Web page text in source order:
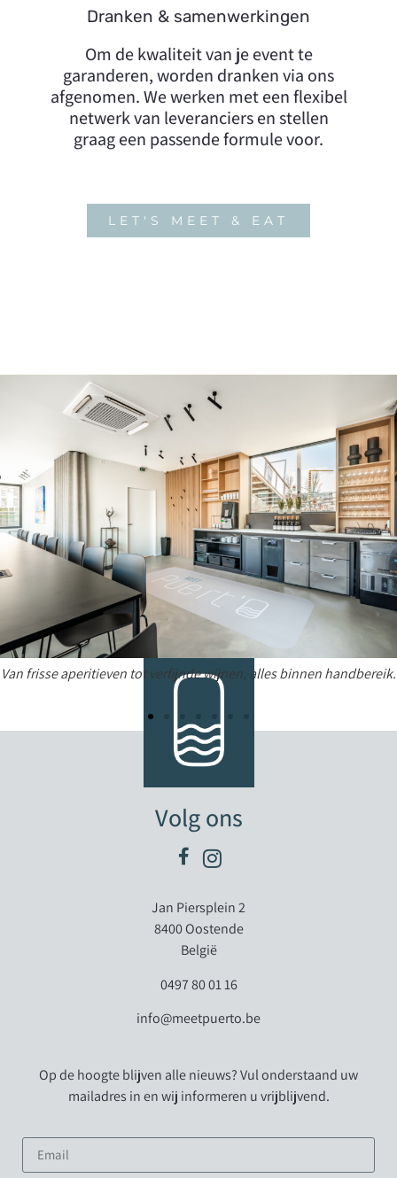
Dranken & samenwerkingen
Om de kwaliteit van je event te
garanderen, worden dranken via ons
afgenomen. We werken met een flexibel
netwerk van leveranciers en stellen
graag een passende formule voor.
LET'S MEET & EAT
Van frisse aperitieven tot verfijnde wijnen, alles binnen handbereik.
Volg ons
Jan Piersplein 2
8400 Oostende
België
0497 80 01 16
info@meetpuerto.be
Op de hoogte blijven alle nieuws? Vul onderstaand uw
mailadres in en wij informeren u vrijblijvend.